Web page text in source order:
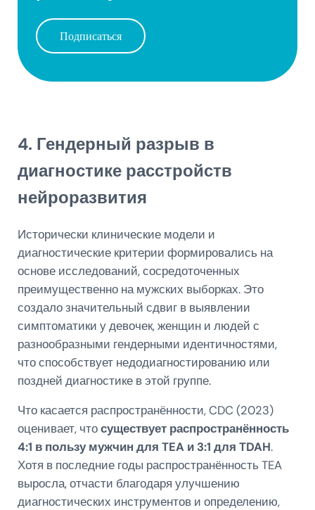
Подписаться
4. Гендерный разрыв в
диагностике расстройств
нейроразвития
Исторически клинические модели и
диагностические критерии формировались на
основе исследований, сосредоточенных
преимущественно на мужских выборках. Это
создало значительный сдвиг в выявлении
симптоматики у девочек, женщин и людей с
разнообразными гендерными идентичностями,
что способствует недодиагностированию или
поздней диагностике в этой группе.
Что касается распространённости, CDC (2023)
оценивает, чтосуществует распространённость
4:1 в пользу мужчин для TEA и 3:1 для TDAH.
Хотя в последние годы распространённость TEA
выросла, отчасти благодаря улучшению
диагностических инструментов и определению,